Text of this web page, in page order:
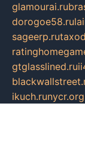
glamourai.ru
dorogoe58.ru
sageerp.ru
gtglasslined.ru
ikuch.ru